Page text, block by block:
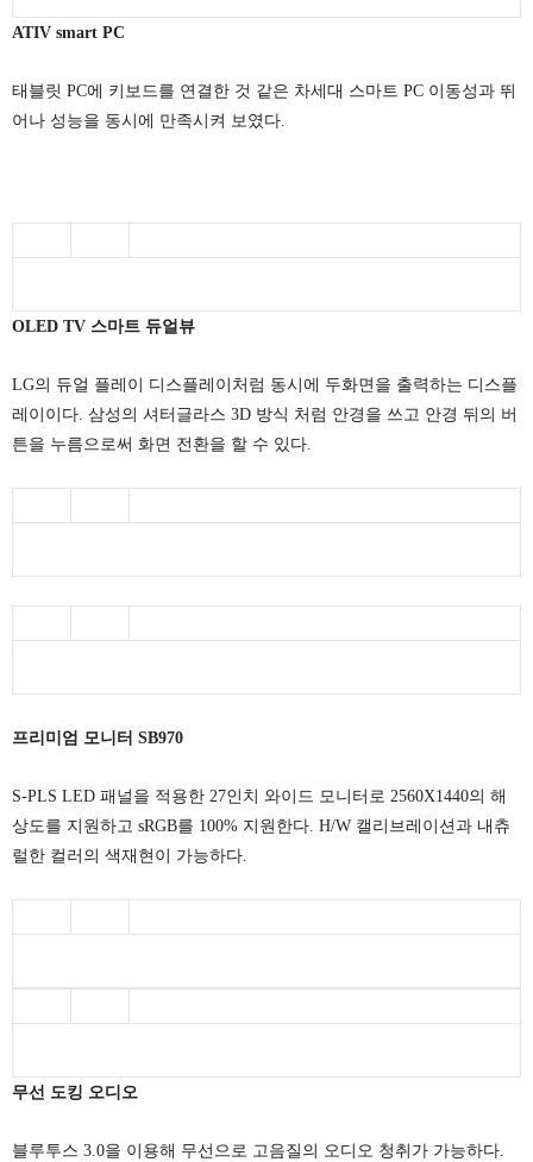
ATIV smart PC
태블릿 PC에 키보드를 연결한 것 같은 차세대 스마트 PC 이동성과 뛰
어나 성능을 동시에 만족시켜 보였다.
OLED TV 스마트 듀얼뷰
LG의 듀얼 플레이 디스플레이처럼 동시에 두화면을 출력하는 디스플
레이이다. 삼성의 셔터글라스 3D 방식 처럼 안경을 쓰고 안경 뒤의 버
튼을 누름으로써 화면 전환을 할 수 있다.
프리미엄 모니터 SB970
S-PLS LED 패널을 적용한 27인치 와이드 모니터로 2560X1440의 해
상도를 지원하고 sRGB를 100% 지원한다. H/W 캘리브레이션과 내츄
럴한 컬러의 색재현이 가능하다.
무선 도킹 오디오
블루투스 3.0을 이용해 무선으로 고음질의 오디오 청취가 가능하다.